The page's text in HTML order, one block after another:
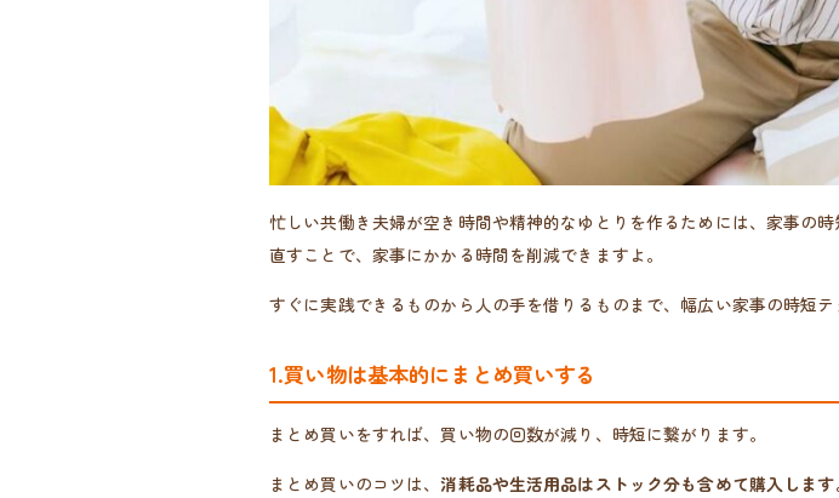
忙しい共働き夫婦が空き時間や精神的なゆとりを作るためには、家事の
直すことで、家事にかかる時間を削減できますよ。
すぐに実践できるものから人の手を借りるものまで、幅広い家事の時短テ
1.買い物は基本的にまとめ買いする
まとめ買いをすれば、買い物の回数が減り、時短に繋がります。
まとめ買いのコツは、消耗品や生活用品はストック分も含めて購入します